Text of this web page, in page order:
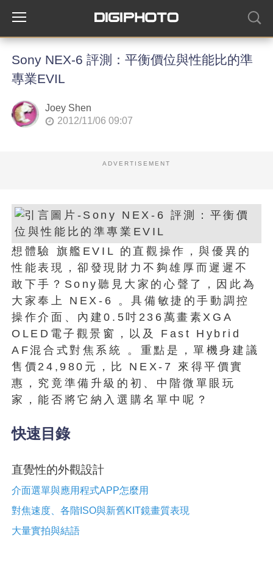
Sony NEX-6 評測：平衡價位與性能比的準
專業EVIL
Joey Shen
2012/11/06 09:07
ADVERTISEMENT
想體驗 旗艦EVIL 的直觀操作，與優異的
性能表現，卻發現財力不夠雄厚而遲遲不
敢下手？Sony聽見大家的心聲了，因此為
大家奉上 NEX-6 。具備敏捷的手動調控
操作介面、內建0.5吋236萬畫素XGA
OLED電子觀景窗，以及 Fast Hybrid
AF混合式對焦系統 。重點是，單機身建議
售價24,980元，比 NEX-7 來得平價實
惠，究竟準備升級的初、中階微單眼玩
家，能否將它納入選購名單中呢？
快速目錄
直覺性的外觀設計
介面選單與應用程式APP怎麼用
對焦速度、各階ISO與新舊KIT鏡畫質表現
大量實拍與結語